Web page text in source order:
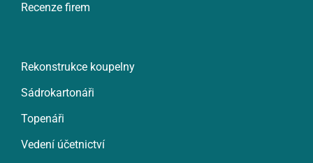
Recenze firem
Rekonstrukce koupelny
Sádrokartonáři
Topenáři
Vedení účetnictví